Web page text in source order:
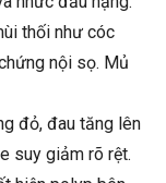
thối như cóc
nội sọ. Mủ
đỏ, đau tăng lên
suy giảm rõ rệt.